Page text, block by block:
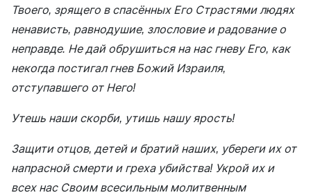
Твоего, зрящего в спасённых Его Страстями людях
ненависть, равнодушие, злословие и радование о
неправде. Не дай обрушиться на нас гневу Его, как
некогда постигал гнев Божий Израиля,
отступавшего от Него!
Утешь наши скорби, утишь нашу ярость!
Защити отцов, детей и братий наших, убереги их от
напрасной смерти и греха убийства! Укрой их и
всех нас Своим всесильным молитвенным